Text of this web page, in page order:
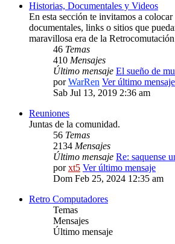
Historias, Documentales y Videos
En esta sección te invitamos a
documentales, links o sitios que
maravillosa era de la
46 Temas
410 Mensajes
Último mensaje El sueño de
porWarRen Ver último mensaje
Sab Jul 13, 2019 2:36 am
Reuniones
Juntas de la comunidad.
56 Temas
2134 Mensajes
Último mensaje Re: saquense
porxt5 Ver último mensaje
Dom Feb 25, 2024 12:35 am
Retro Computadores
Temas
Mensajes
Último mensaje